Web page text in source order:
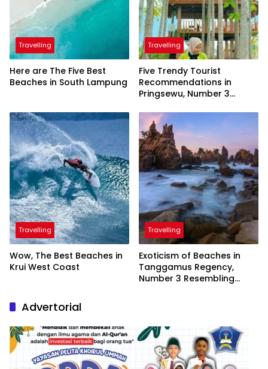
Travelling
Here are The Five Best
Beaches in South Lampung
Travelling
Five Trendy Tourist
Recommendations in
Pringsewu, Number 3
President
Travelling
Wow, The Best Beaches in
Krui West Coast
Travelling
Exoticism of Beaches in
Tanggamus Regency,
Number 3 Resembling
Advertorial